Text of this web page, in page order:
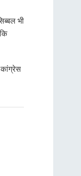
भी
कांग्रेस